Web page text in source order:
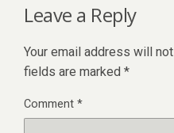
Leave a Reply
Your email address will
fields are marked *
Comment*